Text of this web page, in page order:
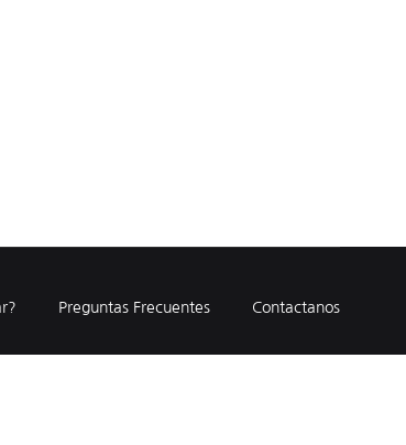
Preguntas Frecuentes Contactanos